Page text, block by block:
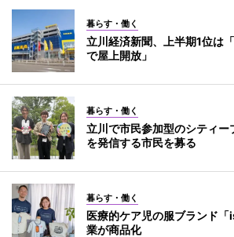
暮らす・働く
立川経済新聞、上半期1位は
で屋上開放」
暮らす・働く
立川で市民参加型のシティ
を発信する市民を募る
暮らす・働く
医療的ケア児の服ブランド
業が商品化